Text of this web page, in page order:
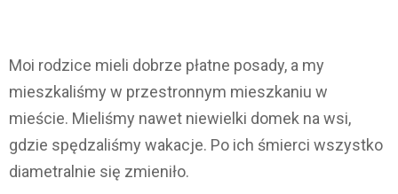
Moi rodzice mieli dobrze płatne posady, a my
mieszkaliśmy w przestronnym mieszkaniu w
mieście. Mieliśmy nawet niewielki domek na wsi,
gdzie spędzaliśmy wakacje. Po ich śmierci wszystko
diametralnie się zmieniło.